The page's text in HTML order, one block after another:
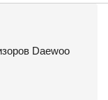
Daewoo